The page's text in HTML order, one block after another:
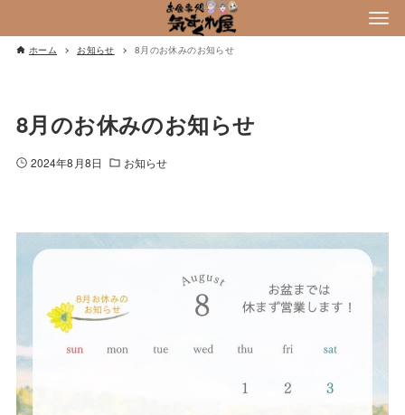
ホーム お知らせ 8月のお休みのお知らせ
8月のお休みのお知らせ
2024年8月8日 お知らせ